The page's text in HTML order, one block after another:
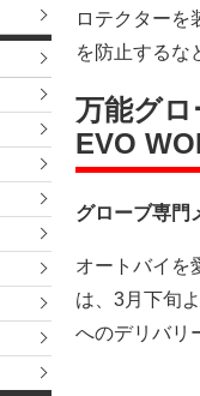
ロテクターを
を防止するな
万能グ
EVO
グローブ専門
オートバイを
は、3月下旬
へのデリバリ